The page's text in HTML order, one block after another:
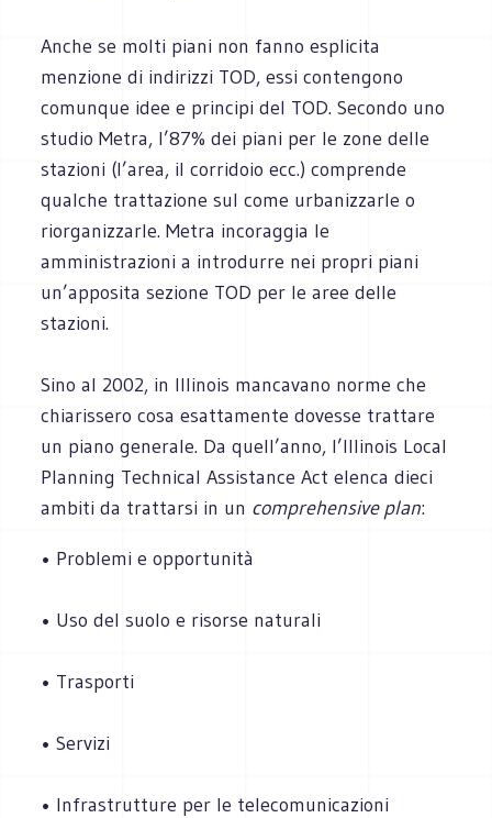
Anche se molti piani non fanno esplicita
menzione di indirizzi TOD, essi contengono
comunque idee e principi del TOD. Secondo uno
studio Metra, l’87% dei piani per le zone delle
stazioni (l’area, il corridoio ecc.) comprende
qualche trattazione sul come urbanizzarle o
riorganizzarle. Metra incoraggia le
amministrazioni a introdurre nei propri piani
un’apposita sezione TOD per le aree delle
stazioni.
Sino al 2002, in Illinois mancavano norme che
chiarissero cosa esattamente dovesse trattare
un piano generale. Da quell’anno, l’Illinois Local
Planning Technical Assistance Act elenca dieci
ambiti da trattarsi in un comprehensive plan:
• Problemi e opportunità
• Uso del suolo e risorse naturali
• Trasporti
• Servizi
• Infrastrutture per le telecomunicazioni